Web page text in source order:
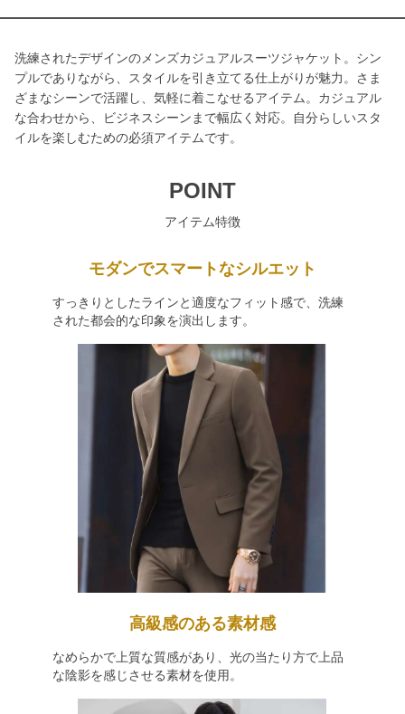
洗練されたデザインのメンズカジュアルスーツジャケット。シン
プルでありながら、スタイルを引き立てる仕上がりが魅力。さま
ざまなシーンで活躍し、気軽に着こなせるアイテム。カジュアル
な合わせから、ビジネスシーンまで幅広く対応。自分らしいスタ
イルを楽しむための必須アイテムです。
POINT
アイテム特徴
モダンでスマートなシルエット
すっきりとしたラインと適度なフィット感で、洗練
された都会的な印象を演出します。
高級感のある素材感
なめらかで上質な質感があり、光の当たり方で上品
な陰影を感じさせる素材を使用。